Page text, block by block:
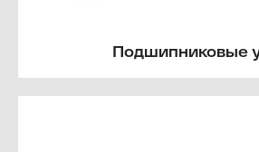
Подшипниковые